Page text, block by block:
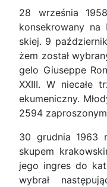
28 września
konsekrowany
skiej. 9
żem został
gelo Giuseppe
XXIII. W niecałe
ekumeniczny.
2594
30 grudnia 1963
skupem
jego ingres do
wybrał